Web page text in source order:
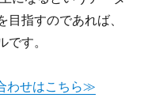
指すのであれば、
す。
わせはこちら≫